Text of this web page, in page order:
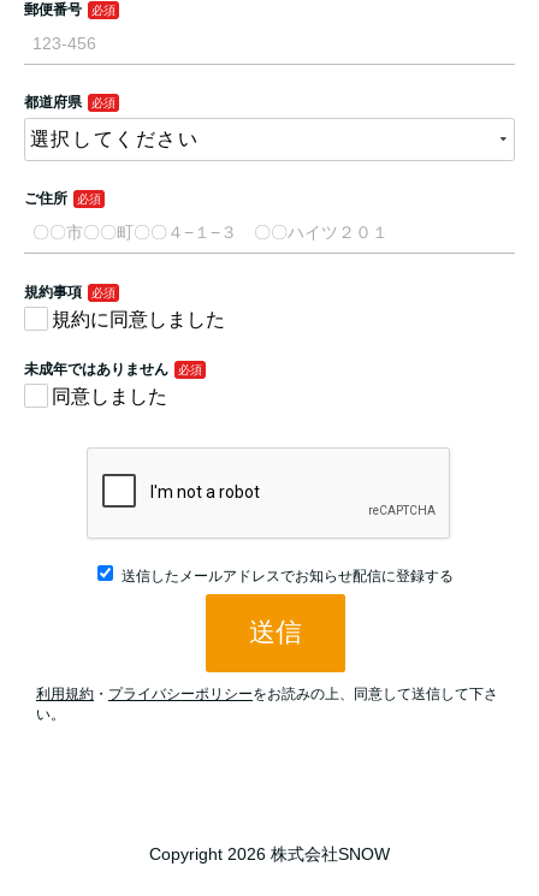
Copyright 2026 株式会社SNOW